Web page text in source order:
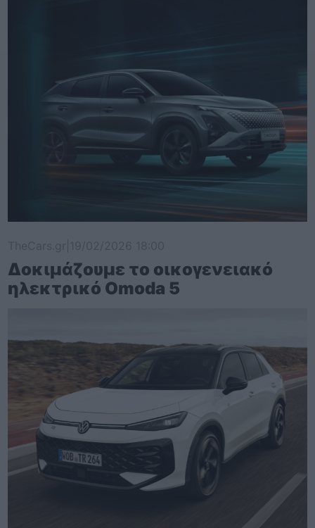
Δοκιμάζουμε το οικογενειακό
ηλεκτρικό Omoda 5